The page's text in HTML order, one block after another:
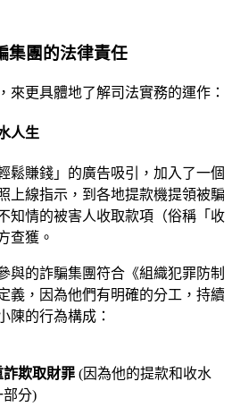
集團的法律責任
來更具體地了解司法實務的運作：
人生
鬆賺錢」的廣告吸引，加入了一個
上線指示，到各地提款機提領被騙
知情的被害人收取款項（俗稱「收
查獲。
與的詐騙集團符合《組織犯罪防制
義，因為他們有明確的分工，持續
陳的行為構成：
欺取財罪 (因為他的提款和收水
部分)